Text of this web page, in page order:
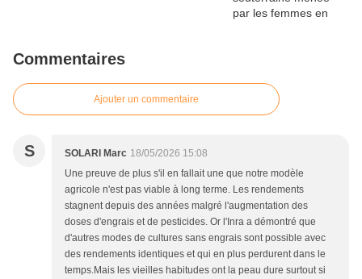
Commentaires
Ajouter un commentaire
S SOLARI Marc 18/05/2026 15:08
Une preuve de plus s'il en fallait une que notre modèle
agricole n'est pas viable à long terme. Les rendements
stagnent depuis des années malgré l'augmentation des
doses d'engrais et de pesticides. Or l'Inra a démontré que
d'autres modes de cultures sans engrais sont possible avec
des rendements identiques et qui en plus perdurent dans le
temps.Mais les vieilles habitudes ont la peau dure surtout si